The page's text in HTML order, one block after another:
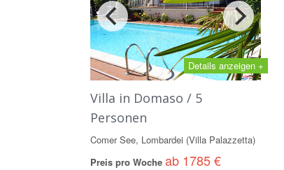
Details anzeigen +
Villa in Domaso / 5
Personen
Comer See, Lombardei (Villa Palazzetta)
Preis pro Woche ab 1785 €